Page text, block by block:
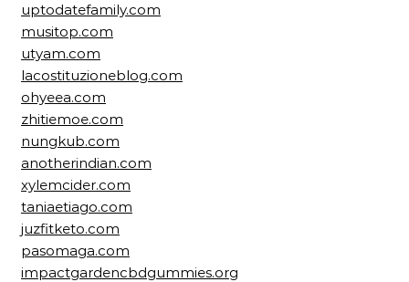
uptodatefamily.com
musitop.com
utyam.com
lacostituzioneblog.com
ohyeea.com
zhitiemoe.com
nungkub.com
anotherindian.com
xylemcider.com
taniaetiago.com
juzfitketo.com
pasomaga.com
impactgardencbdgummies.org